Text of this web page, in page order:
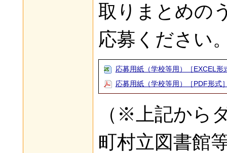
取りまとめの
応募ください
応募用紙（学校等用）［EXCEL形
応募用紙（学校等用）［PDF形式
（※上記から
町村立図書館